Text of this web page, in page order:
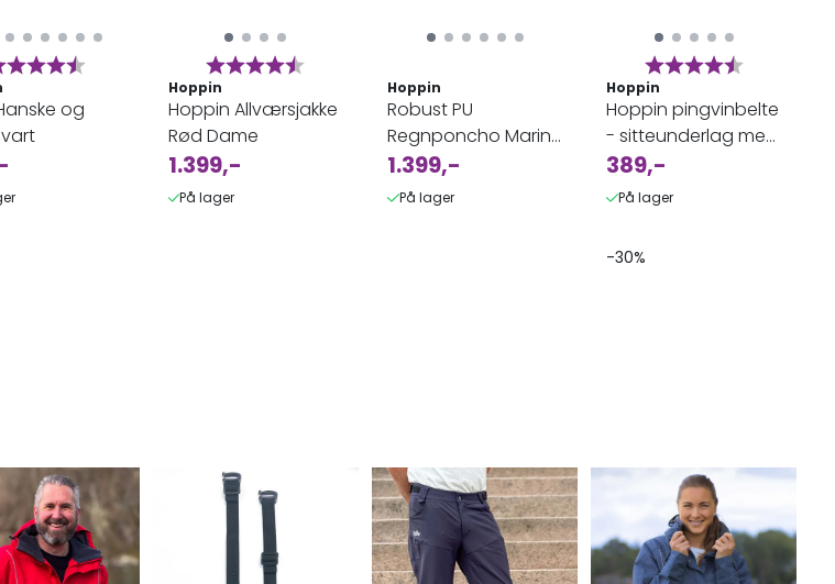
4.7 av 5 mulige
og
Karakter:
Hoppin
Hoppin Allværsjakke
Rød Dame
1.399,-
På lager
Hoppin
Robust PU
Regnponcho Marine
Dame
1.399,-
På lager
Karakter: 4.6 av 5
Hoppin
Hoppin pingvinbelte
- sitteunderlag med
lommer og belte
389,-
På lager
-30%